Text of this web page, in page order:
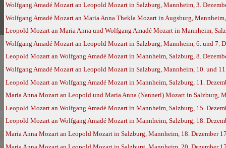
Wolfgang Amadé Mozart an Leopold Mozart in Salzburg, Mannheim, 3.
Wolfgang Amadé Mozart an Maria Anna Thekla Mozart in Augsburg,
Leopold Mozart an Maria Anna und Wolfgang Amadé Mozart in Mannheim,
Wolfgang Amadé Mozart an Leopold Mozart in Salzburg, Mannheim, 6. und 7.
Leopold Mozart an Wolfgang Amadé Mozart in Mannheim, Salzburg, 8.
Wolfgang Amadé Mozart an Leopold Mozart in Salzburg, Mannheim, 10. und
Leopold Mozart an Wolfgang Amadé Mozart in Mannheim, Salzburg, 11.
Maria Anna Mozart an Leopold und Maria Anna (Nannerl) Mozart in Salzburg,
Leopold Mozart an Wolfgang Amadé Mozart in Mannheim, Salzburg, 15.
Leopold Mozart an Wolfgang Amadé Mozart in Mannheim, Salzburg, 18.
Maria Anna Mozart an Leopold Mozart in Salzburg, Mannheim, 18. Dezember